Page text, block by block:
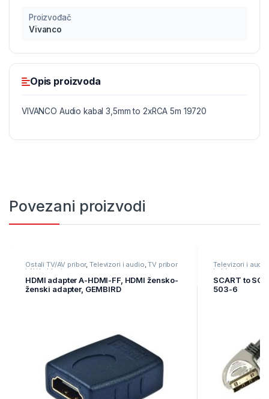
Proizvođač
Vivanco
Opis proizvoda
VIVANCO Audio kabal 3,5mm to 2xRCA 5m 19720
Povezani proizvodi
Ostali TV/AV pribor,Televizori i audio,TV pribor
i AV kablovi
HDMI adapter A-HDMI-FF, HDMI žensko-
ženski adapter, GEMBIRD
Televizori i audio
kablovi
SCART to
503-6